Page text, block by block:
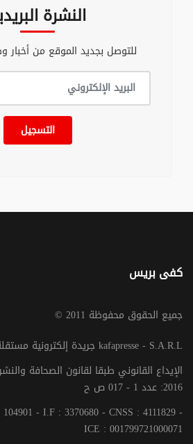
النشرة
للتوصل بجديد الموقع من أخبار
التسجيل
كفى بريس
© جميع الحقوق محفوظة 2011
جريدة إلكترونية مستقلة تصدر عن الشركة kafapresse - S.A.R.L
2016: عدد 1 - 017 ص ح
- I.F : 3370680 - CNSS : 4111829 -
ICE : 001799721000071